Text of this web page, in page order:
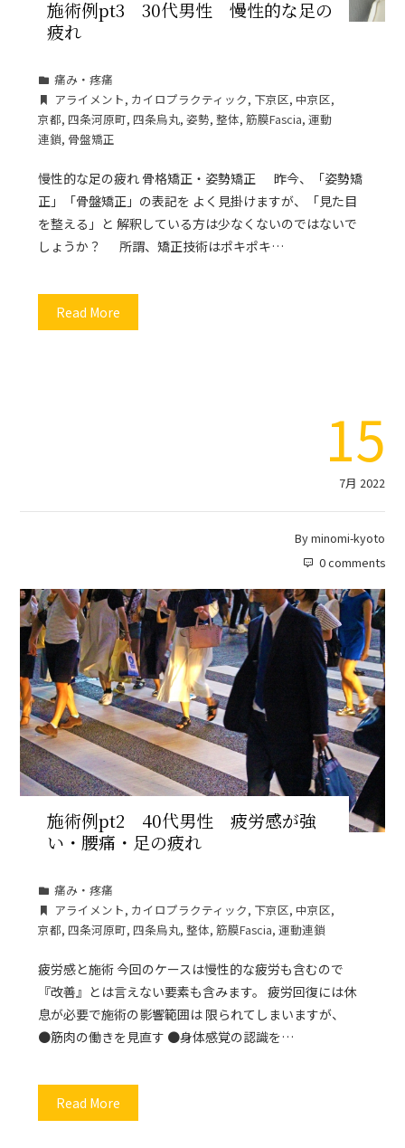
施術例pt3 30代男性 慢性的な足の
疲れ
痛み・疼痛
アライメント, カイロプラクティック, 下京区,中京区,
京都,四条河原町,四条烏丸,姿勢,整体,筋膜Fascia,運動
連鎖, 骨盤矯正
慢性的な足の疲れ 骨格矯正・姿勢矯正 昨今、「姿勢矯
正」「骨盤矯正」の表記を よく見掛けますが、「見た目
を整える」と 解釈している方は少なくないのではないで
しょうか？ 所謂、矯正技術はポキポキ…
Read More
15
7月 2022
Byminomi-kyoto
0 comments
施術例pt2 40代男性 疲労感が強
い・腰痛・足の疲れ
痛み・疼痛
アライメント, カイロプラクティック, 下京区,中京区,
京都,四条河原町,四条烏丸,整体,筋膜Fascia,運動連鎖
疲労感と施術 今回のケースは慢性的な疲労も含むので
『改善』とは言えない要素も含みます。 疲労回復には休
息が必要で施術の影響範囲は 限られてしまいますが、
●筋肉の働きを見直す ●身体感覚の認識を…
Read More